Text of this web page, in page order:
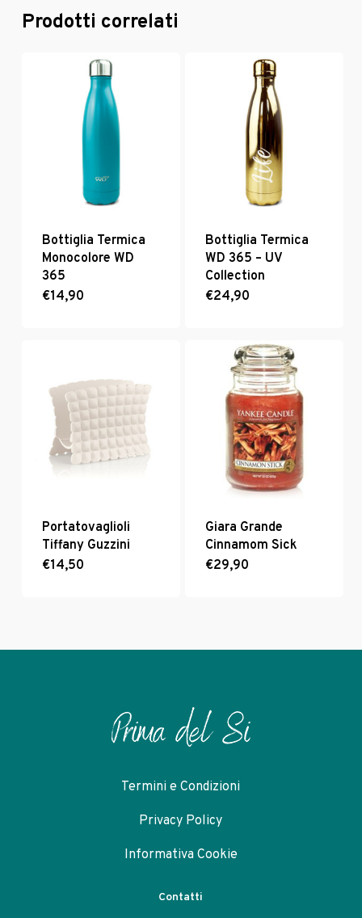
Prodotti correlati
Bottiglia Termica
Monocolore WD
365
€14,90
Bottiglia Termica
WD 365 – UV
Collection
€24,90
Portatovaglioli
Tiffany Guzzini
€14,50
Le
essere
scelte
nella
Giara Grande
Cinnamom Sick
€29,90
Termini e Condizioni
Privacy Policy
Informativa Cookie
Contatti